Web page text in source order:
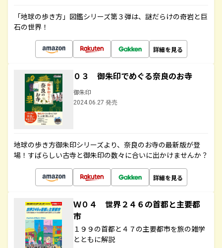
「地球の歩き方」図鑑シリーズ第３弾は、謎だらけの奇岩と巨
石の世界！
詳細を見る
０３ 御朱印でめぐる奈良のお寺
御朱印
2024.06.27 発売
地球の歩き方御朱印シリーズより、奈良のお寺の最新版が登
場！すばらしい古寺と御朱印の数々に合いに出かけませんか？
詳細を見る
Ｗ０４ 世界２４６の首都と主要都
市
１９９の首都と４７の主要都市を旅の雑学
とともに解説